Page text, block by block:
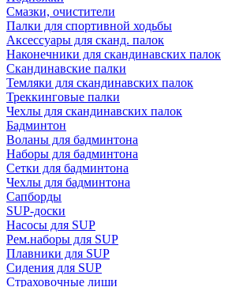
Смазки, очистители
Палки для спортивной ходьбы
Аксессуары для сканд. палок
Наконечники для скандинавских палок
Скандинавские палки
Темляки для скандинавских палок
Треккинговые палки
Чехлы для скандинавских палок
Бадминтон
Воланы для бадминтона
Наборы для бадминтона
Сетки для бадминтона
Чехлы для бадминтона
Сапборды
SUP-доски
Насосы для SUP
Рем.наборы для SUP
Плавники для SUP
Сидения для SUP
Страховочные лиши